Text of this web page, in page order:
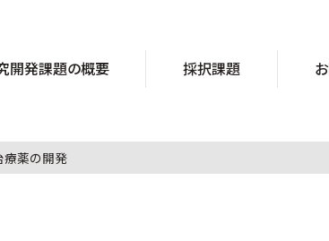
開発課題の概要 採択課題
療薬の開発